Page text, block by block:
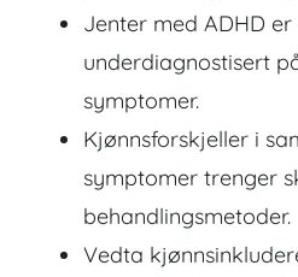
Jenter med ADHD
underdiagnostisert
symptomer.
Kjønnsforskjeller i
symptomer trenger
behandlingsmetoder.
Vedta